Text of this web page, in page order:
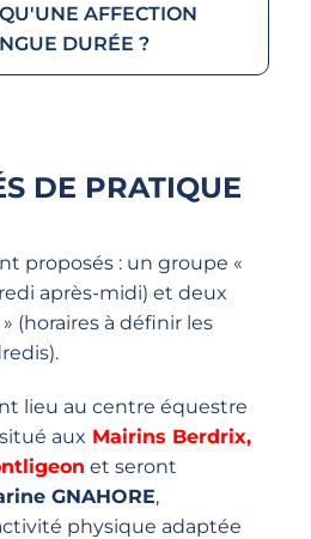
AFFECTION
DURÉE ?
DE PRATIQUE
proposés : un groupe «
après-midi) et deux
» (horaires à définir les
lieu au centre équestre
aux Mairins Berdrix,
et seront
GNAHORE,
physique adaptée